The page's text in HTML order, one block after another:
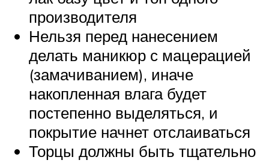
производителя
Нельзя перед нанесением
делать маникюр с мацерацией
(замачиванием), иначе
накопленная влага будет
постепенно выделяться, и
покрытие начнет отслаиваться
Торцы должны быть тщательно